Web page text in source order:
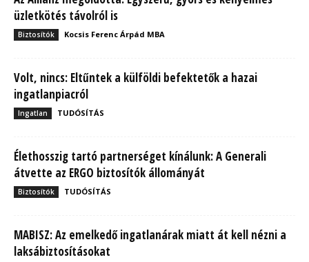
üzletkötés távolról is
Biztosítók Kocsis Ferenc Árpád MBA
Volt, nincs: Eltűntek a külföldi befektetők a hazai
ingatlanpiacról
Ingatlan TUDÓSÍTÁS
Élethosszig tartó partnerséget kínálunk: A Generali
átvette az ERGO biztosítók állományát
Biztosítók TUDÓSÍTÁS
MABISZ: Az emelkedő ingatlanárak miatt át kell nézni a
laksábiztosításokat